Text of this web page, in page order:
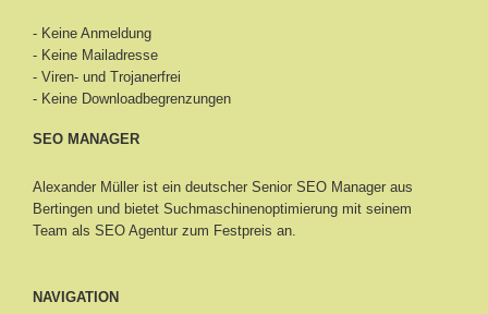
- Keine Anmeldung
- Keine Mailadresse
- Viren- und Trojanerfrei
- Keine Downloadbegrenzungen
SEO MANAGER
Alexander Müller ist ein deutscher Senior SEO Manager aus
Bertingen und bietet Suchmaschinenoptimierung mit seinem
Team als SEO Agentur zum Festpreis an.
NAVIGATION